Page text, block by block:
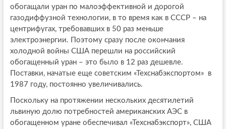
обогащали уран по малоэффективной и дорогой
газодиффузной технологии, в то время как в СССР – на
центрифугах, требовавших в 50 раз меньше
электроэнергии. Поэтому сразу после окончания
холодной войны США перешли на российский
обогащенный уран – это было в 12 раз дешевле.
Поставки, начатые еще советским «Техснабэкспортом» в
1987 году, постоянно увеличивались.
Поскольку на протяжении нескольких десятилетий
львиную долю потребностей американских АЭС в
обогащенном уране обеспечивал «Техснабэкспорт», США